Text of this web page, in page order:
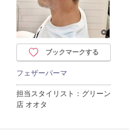
ブックマークする
フェザーパーマ
担当スタイリスト：グリーン
店 オオタ